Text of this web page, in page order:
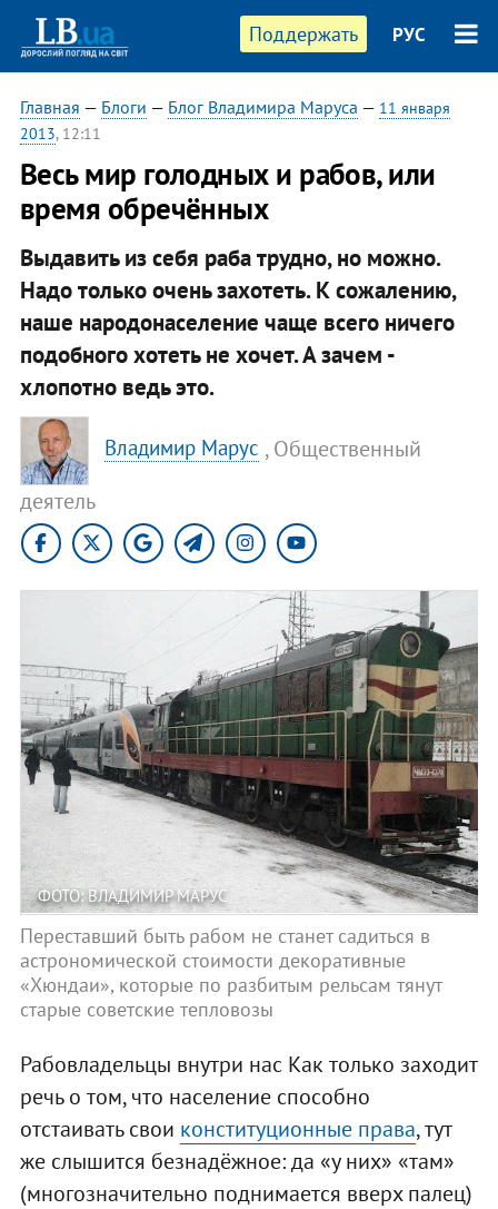
Поддержать РУС
Главная — Блоги — Блог Владимира Маруса — 11 января
2013, 12:11
Весь мир голодных и рабов, или
время обречённых
Выдавить из себя раба трудно, но можно.
Надо только очень захотеть. К сожалению,
наше народонаселение чаще всего ничего
подобного хотеть не хочет. А зачем -
хлопотно ведь это.
Владимир Марус , Общественный
деятель
ФОТО: ВЛАДИМИР МАРУС
Переставший быть рабом не станет садиться в
астрономической стоимости декоративные
«Хюндаи», которые по разбитым рельсам тянут
старые советские тепловозы
Рабовладельцы внутри нас Как только заходит
речь о том, что население способно
отстаивать свои конституционные права, тут
же слышится безнадёжное: да «у них» «там»
(многозначительно поднимается вверх палец)